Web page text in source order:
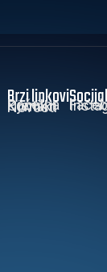
Brzi linkovi
Početna
Cjenik
Kontakt
Novosti